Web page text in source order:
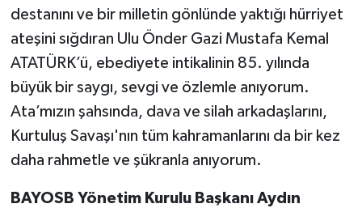
destanını ve bir milletin gönlünde yaktığı hürriyet
ateşini sığdıran Ulu Önder Gazi Mustafa Kemal
ATATÜRK’ü, ebediyete intikalinin 85. yılında
büyük bir saygı, sevgi ve özlemle anıyorum.
Ata’mızın şahsında, dava ve silah arkadaşlarını,
Kurtuluş Savaşı'nın tüm kahramanlarını da bir kez
daha rahmetle ve şükranla anıyorum.
BAYOSB Yönetim Kurulu Başkanı Aydın